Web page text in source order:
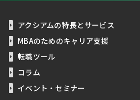
アクシアムの特長とサービス
MBAのためのキャリア支援
転職ツール
コラム
イベント・セミナー